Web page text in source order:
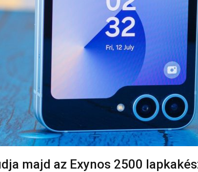
majd az Exynos 2500